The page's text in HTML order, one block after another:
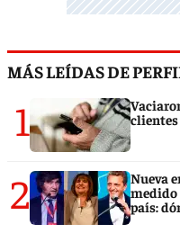
MÁS LEÍDAS DE
1
clientes
2
Nueva
medido
país: